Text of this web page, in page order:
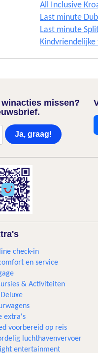
All Inclusive
Last minute
Last minute
missen?
Ja, graag!
check-in
en service
& Activiteiten
Deluxe
extra's
voorbereid op reis
luchthavenvervoer
entertainment